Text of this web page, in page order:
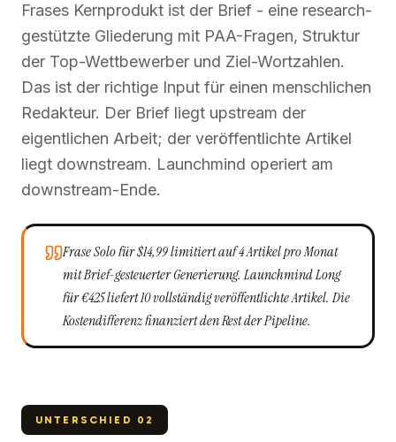
Frases Kernprodukt ist der Brief - eine research-
gestützte Gliederung mit PAA-Fragen, Struktur
der Top-Wettbewerber und Ziel-Wortzahlen.
Das ist der richtige Input für einen menschlichen
Redakteur. Der Brief liegt upstream der
eigentlichen Arbeit; der veröffentlichte Artikel
liegt downstream. Launchmind operiert am
downstream-Ende.
Frase Solo für $14,99 limitiert auf 4 Artikel pro Monat
mit Brief-gesteuerter Generierung. Launchmind Long
für €425 liefert 10 vollständig veröffentlichte Artikel. Die
Kostendifferenz finanziert den Rest der Pipeline.
UNTERSCHIED 02